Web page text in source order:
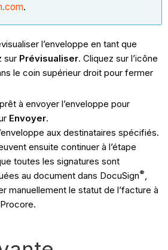
.
l’enveloppe en tant que
sur Prévisualiser. Cliquez sur l’icône
le coin supérieur droit pour fermer
à envoyer l’enveloppe pour
Envoyer.
aux destinataires spécifiés.
ensuite continuer à l’étape
toutes les signatures sont
au document dans DocuSign®
manuellement le statut de l’facture à